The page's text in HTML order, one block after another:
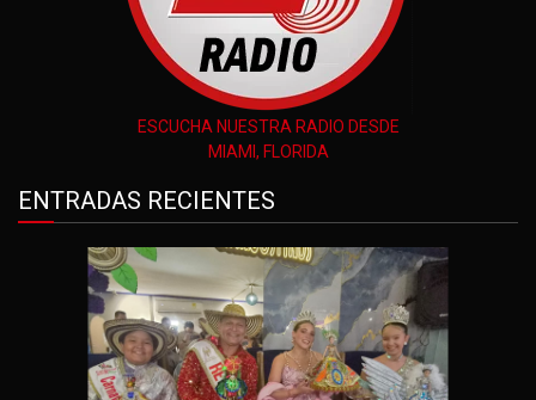
ESCUCHA NUESTRA RADIO DESDE
MIAMI, FLORIDA
ENTRADAS RECIENTES